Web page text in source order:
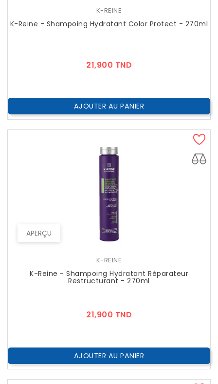
K-REINE
K-Reine - Shampoing Hydratant Color Protect - 270ml
21,900 TND
AJOUTER AU PANIER
APERÇU
K-REINE
K-Reine - Shampoing Hydratant Réparateur
Restructurant - 270ml
21,900 TND
AJOUTER AU PANIER